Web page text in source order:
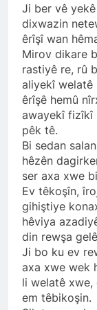
Ji ber vê
dixwazin
êrîşî wan
Mirov dikare
rastiyê re, rû
aliyekî welatê
êrîşê hemû
awayekî fizîkî
pêk tê.
Bi sedan
hêzên
ser axa xwe
Ev têkoşîn,
gihiştiye
hêviya
din rewşa
Ji bo ku ev
axa xwe wek
li welatê xwe,
em têbikoşin.